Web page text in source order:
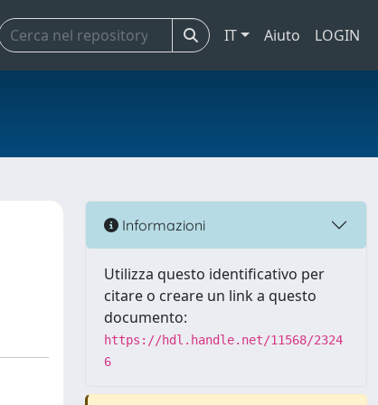
IT Aiuto LOGIN
Informazioni
Utilizza questo identificativo per
citare o creare un link a questo
documento:
https://hdl.handle.net/11568/2324
6